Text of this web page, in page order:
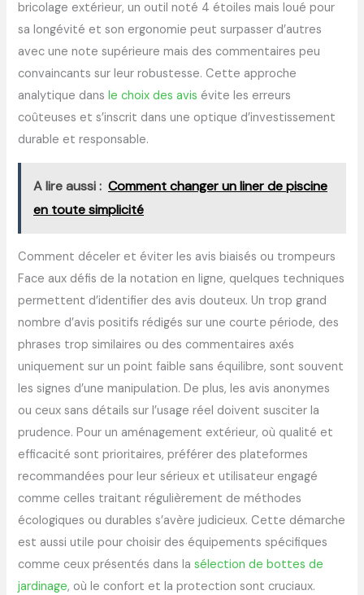
bricolage extérieur, un outil noté 4 étoiles mais loué pour
sa longévité et son ergonomie peut surpasser d’autres
avec une note supérieure mais des commentaires peu
convaincants sur leur robustesse. Cette approche
analytique dansle choix des avis évite les erreurs
coûteuses et s’inscrit dans une optique d’investissement
durable et responsable.
A lire aussi : Comment changer un liner de piscine
en toute simplicité
Comment déceler et éviter les avis biaisés ou trompeurs
Face aux défis de la notation en ligne, quelques techniques
permettent d’identifier des avis douteux. Un trop grand
nombre d’avis positifs rédigés sur une courte période, des
phrases trop similaires ou des commentaires axés
uniquement sur un point faible sans équilibre, sont souvent
les signes d’une manipulation. De plus, les avis anonymes
ou ceux sans détails sur l’usage réel doivent susciter la
prudence. Pour un aménagement extérieur, où qualité et
efficacité sont prioritaires, préférer des plateformes
recommandées pour leur sérieux et utilisateur engagé
comme celles traitant régulièrement de méthodes
écologiques ou durables s’avère judicieux. Cette démarche
est aussi utile pour choisir des équipements spécifiques
comme ceux présentés dans lasélection de bottes de
jardinage, où le confort et la protection sont cruciaux.